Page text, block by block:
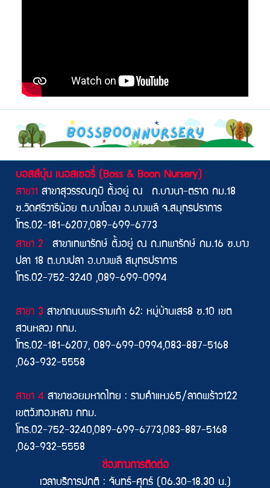
บอสส์บุ๋น เนอสเซอรี่ (Boss & Boon Nursery)
สาขา1 สาขาสุวรรณภูมิ ตั้งอยู่ ณ ถ.บางนา-ตราด กม.18
ซ.วัดศรีวารีน้อย ต.บางโฉลง อ.บางพลี จ.สมุทรปราการ
โทร.02-181-6207,089-699-6773
สาขา 2
สาขาเทพารักษ์ ตั้งอยู่ ณ ถ.เทพารักษ์ กม.16 ซ.บาง
ปลา 18 ต.บางปลา อ.บางพลี สมุทรปราการ
โทร.02-752-3240 ,089-699-0994
สาขา 3 สาขาถนนพระรามเก้า 62: หมู่บ้านเสร8 ซ.10 เขต
สวนหลวง กทม.
โทร.02-181-6207, 089-699-0994,083-887-5168
,063-932-5558
สาขา 4 สาขาซอยมหาดไทย : รามคำแหง65/ลาดพร้าว122
เขตวังทองหลาง กทม.
โทร.02-752-3240,089-699-6773,083-887-5168
,063-932-5558
ช่องทางการติดต่อ
เวลาบริการปกติ : จันทร์-ศุกร์ (06.30-18.30 น.)